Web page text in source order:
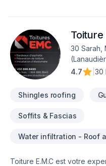
Toiture
30 Sarah,
4.7
30
Shingles roofing
Soffits & Fascias
Water infiltration - Roof
Toiture E.M.C est votre